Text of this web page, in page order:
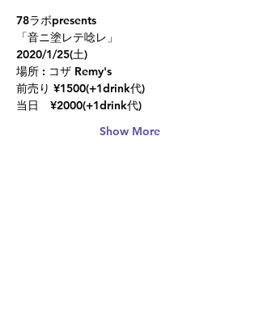
78ラボpresents
「音ニ塗レテ唸レ」
2020/1/25(土)
場所 : コザ Remy's
前売り ¥1500(+1drink代)
当日　¥2000(+1drink代)
Show More